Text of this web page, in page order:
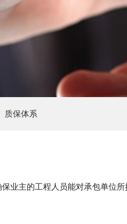
质保体系
业主的工程人员能对承包单位